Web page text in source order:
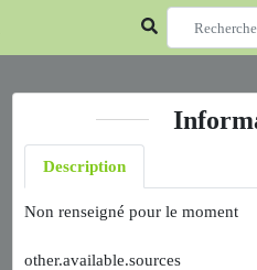
Description
Non renseigné pour le moment
other.available.sources